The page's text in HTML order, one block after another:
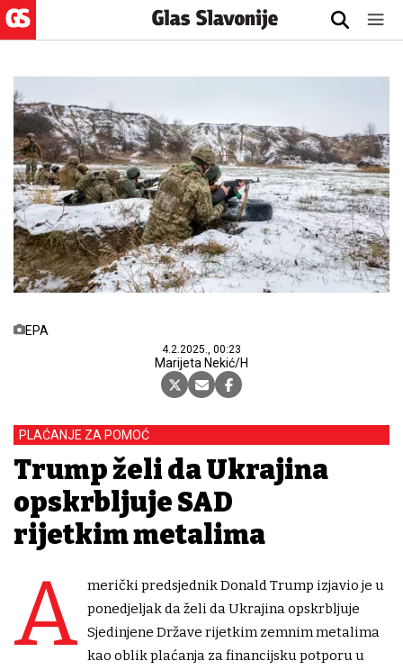
EPA
4.2.2025., 00:23
Marijeta Nekić/H
PLAĆANJE ZA POMOĆ
Trump želi da Ukrajina
opskrbljuje SAD
rijetkim metalima
A
merički predsjednik Donald Trump izjavio je u
ponedjeljak da želi da Ukrajina opskrbljuje
Sjedinjene Države rijetkim zemnim metalima
kao oblik plaćanja za financijsku potporu u